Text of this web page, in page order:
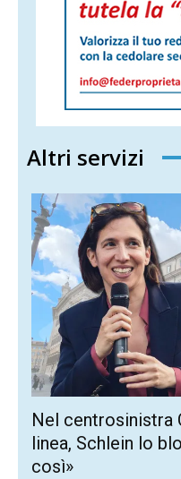
Altri servizi
Nel centrosinistra
linea, Schlein lo
così»